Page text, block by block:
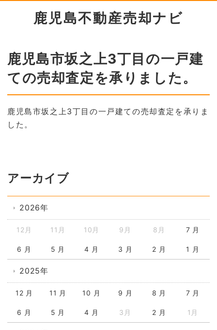
鹿児島不動産売却ナビ
鹿児島市坂之上3丁目の一戸建
ての売却査定を承りました。
鹿児島市坂之上3丁目の一戸建ての売却査定を承りま
した。
アーカイブ
2026年
12月 11月 10月 9月 8月 7 月
6 月 5 月 4 月 3 月 2 月 1 月
2025年
12 月 11 月 10 月 9 月 8 月 7 月
6 月 5 月 4 月 3月 2 月 1月